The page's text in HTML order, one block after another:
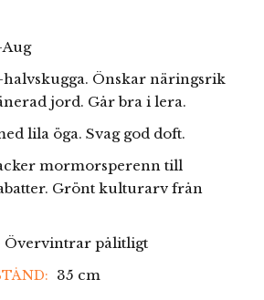
halvskugga. Önskar näringsrik
jord. Går bra i lera.
lila öga. Svag god doft.
mormorsperenn till
Grönt kulturarv från
Övervintrar pålitligt
35 cm